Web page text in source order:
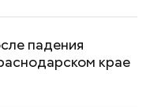
падения
крае